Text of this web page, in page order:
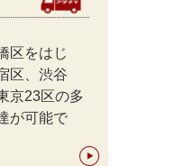
区をはじ
区、渋谷
京23区の多
が可能で